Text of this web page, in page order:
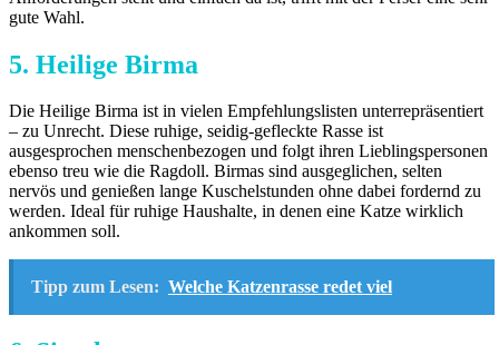
gute Wahl.
5. Heilige Birma
Die Heilige Birma ist in vielen Empfehlungslisten unterrepräsentiert
– zu Unrecht. Diese ruhige, seidig-gefleckte Rasse ist
ausgesprochen menschenbezogen und folgt ihren Lieblingspersonen
ebenso treu wie die Ragdoll. Birmas sind ausgeglichen, selten
nervös und genießen lange Kuschelstunden ohne dabei fordernd zu
werden. Ideal für ruhige Haushalte, in denen eine Katze wirklich
ankommen soll.
Tipp zum Lesen: Welche Katzenrasse redet viel